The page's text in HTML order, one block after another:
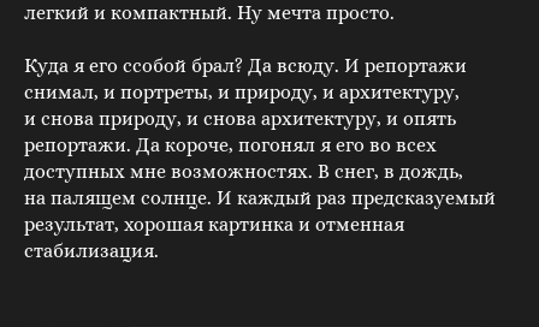
легкий и компактный. Ну мечта просто.
Куда я его ссобой брал? Да всюду. И репортажи
снимал, и портреты, и природу, и архитектуру,
и снова природу, и снова архитектуру, и опять
репортажи. Да короче, погонял я его во всех
доступных мне возможностях. В снег, в дождь,
на палящем солнце. И каждый раз предсказуемый
результат, хорошая картинка и отменная
стабилизация.